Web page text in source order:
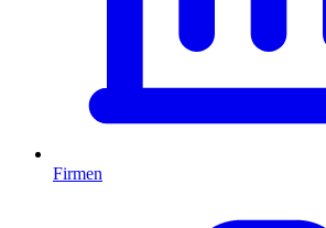
Firmen